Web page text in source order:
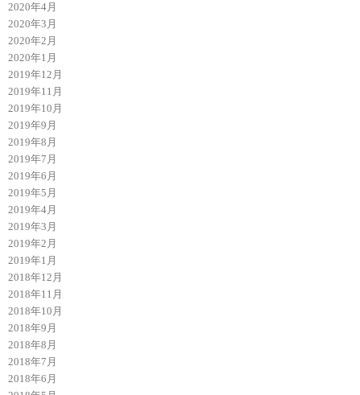
2020年4月
2020年3月
2020年2月
2020年1月
2019年12月
2019年11月
2019年10月
2019年9月
2019年8月
2019年7月
2019年6月
2019年5月
2019年4月
2019年3月
2019年2月
2019年1月
2018年12月
2018年11月
2018年10月
2018年9月
2018年8月
2018年7月
2018年6月